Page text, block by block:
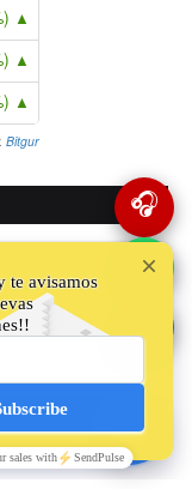
▲
▲
▲
Bitgur
🎧
💬
🔵